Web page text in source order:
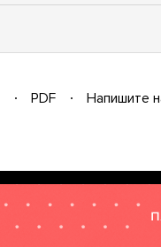
PDF
Напишите